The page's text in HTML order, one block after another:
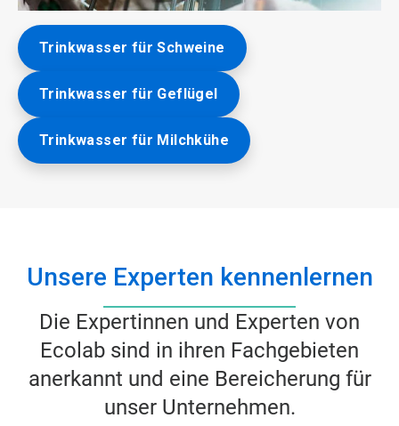
ArticleTile
von
Trinkwasser für Schweine
Trinkwasser für Geflügel
Trinkwasser für Milchkühe
Unsere Experten kennenlernen
Die Expertinnen und Experten von
Ecolab sind in ihren Fachgebieten
anerkannt und eine Bereicherung für
unser Unternehmen.​​​​​​​